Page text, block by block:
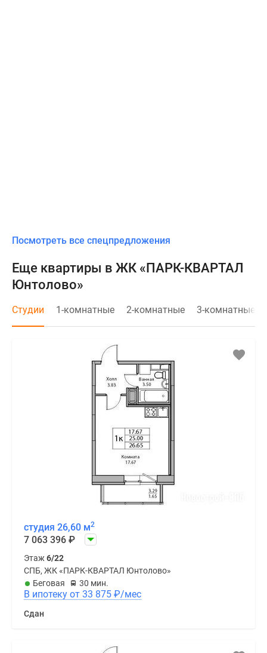
Посмотреть все спецпредложения
Еще квартиры в ЖК «ПАРК-КВАРТАЛ
Юнтолово»
Студии 1-комнатные 2-комнатные 3-комнатные
студия 26,60 м2
7 063 396 ₽
Этаж6/22
СПБ, ЖК «ПАРК-КВАРТАЛ Юнтолово»
Беговая
30 мин.
В ипотеку от 33 875 ₽/мес
Сдан